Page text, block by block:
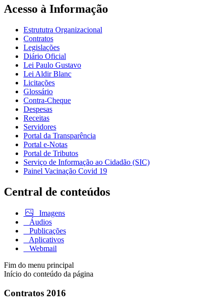
Acesso à Informação
Estrututra Organizacional
Contratos
Legislações
Diário Oficial
Lei Paulo Gustavo
Lei Aldir Blanc
Licitações
Glossário
Contra-Cheque
Despesas
Receitas
Servidores
Portal da Transparência
Portal e-Notas
Portal de Tributos
Serviço de Informação ao Cidadão (SIC)
Painel Vacinação Covid 19
Central de conteúdos
Imagens
Áudios
Publicações
Aplicativos
Webmail
Fim do menu principal
Início do conteúdo da página
Contratos 2016